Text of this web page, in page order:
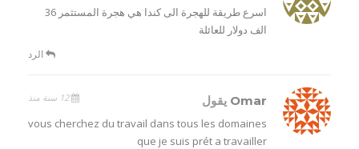
اسرع طريقة للهجرة الى كندا هي هجرة المستثمر 36
الف دولار للعائلة
الرد
Omar يقول 12 سنة منذ
vous cherchez du travail dans tous les domaines
que je suis prét a travailler